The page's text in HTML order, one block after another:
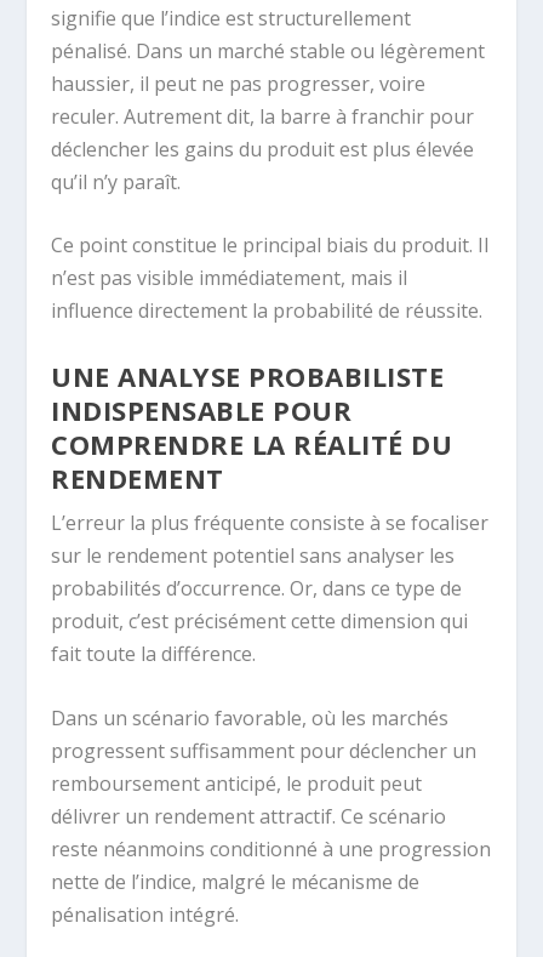
signifie que l’indice est structurellement
pénalisé. Dans un marché stable ou légèrement
haussier, il peut ne pas progresser, voire
reculer. Autrement dit, la barre à franchir pour
déclencher les gains du produit est plus élevée
qu’il n’y paraît.
Ce point constitue le principal biais du produit. Il
n’est pas visible immédiatement, mais il
influence directement la probabilité de réussite.
UNE ANALYSE PROBABILISTE
INDISPENSABLE POUR
COMPRENDRE LA RÉALITÉ DU
RENDEMENT
L’erreur la plus fréquente consiste à se focaliser
sur le rendement potentiel sans analyser les
probabilités d’occurrence. Or, dans ce type de
produit, c’est précisément cette dimension qui
fait toute la différence.
Dans un scénario favorable, où les marchés
progressent suffisamment pour déclencher un
remboursement anticipé, le produit peut
délivrer un rendement attractif. Ce scénario
reste néanmoins conditionné à une progression
nette de l’indice, malgré le mécanisme de
pénalisation intégré.